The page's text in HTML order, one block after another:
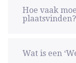
Hoe vaak
plaatsvinden?
Wat is een